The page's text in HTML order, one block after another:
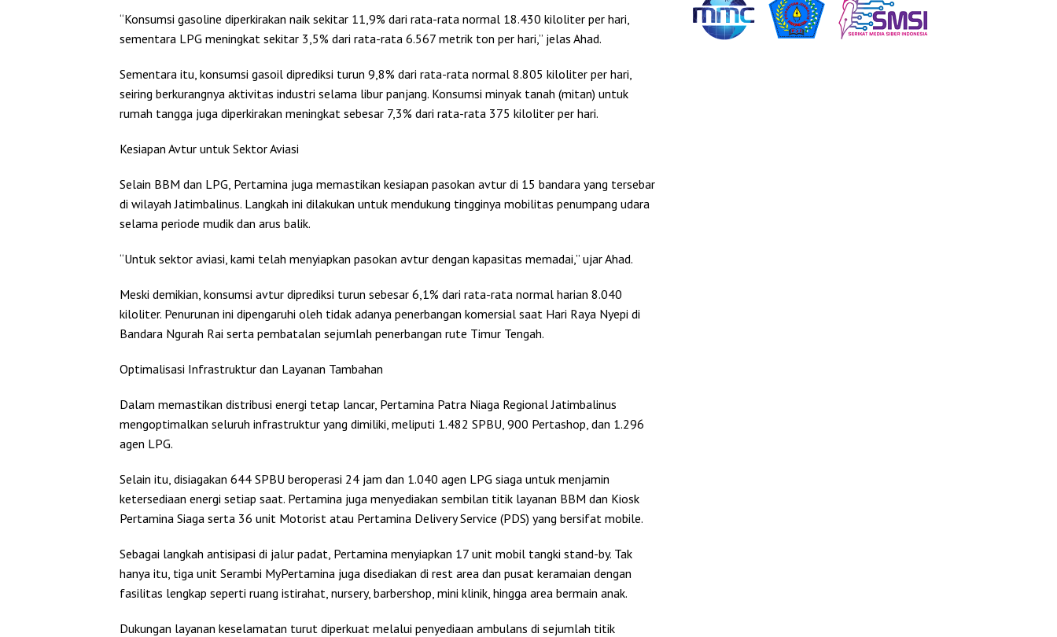
“Konsumsi gasoline diperkirakan naik sekitar 11,9% dari rata-rata normal 18.430 kiloliter per hari,
sementara LPG meningkat sekitar 3,5% dari rata-rata 6.567 metrik ton per hari,” jelas Ahad.
Sementara itu, konsumsi gasoil diprediksi turun 9,8% dari rata-rata normal 8.805 kiloliter per hari,
seiring berkurangnya aktivitas industri selama libur panjang. Konsumsi minyak tanah (mitan) untuk
rumah tangga juga diperkirakan meningkat sebesar 7,3% dari rata-rata 375 kiloliter per hari.
Kesiapan Avtur untuk Sektor Aviasi
Selain BBM dan LPG, Pertamina juga memastikan kesiapan pasokan avtur di 15 bandara yang tersebar
di wilayah Jatimbalinus. Langkah ini dilakukan untuk mendukung tingginya mobilitas penumpang udara
selama periode mudik dan arus balik.
“Untuk sektor aviasi, kami telah menyiapkan pasokan avtur dengan kapasitas memadai,” ujar Ahad.
Meski demikian, konsumsi avtur diprediksi turun sebesar 6,1% dari rata-rata normal harian 8.040
kiloliter. Penurunan ini dipengaruhi oleh tidak adanya penerbangan komersial saat Hari Raya Nyepi di
Bandara Ngurah Rai serta pembatalan sejumlah penerbangan rute Timur Tengah.
Optimalisasi Infrastruktur dan Layanan Tambahan
Dalam memastikan distribusi energi tetap lancar, Pertamina Patra Niaga Regional Jatimbalinus
mengoptimalkan seluruh infrastruktur yang dimiliki, meliputi 1.482 SPBU, 900 Pertashop, dan 1.296
agen LPG.
Selain itu, disiagakan 644 SPBU beroperasi 24 jam dan 1.040 agen LPG siaga untuk menjamin
ketersediaan energi setiap saat. Pertamina juga menyediakan sembilan titik layanan BBM dan Kiosk
Pertamina Siaga serta 36 unit Motorist atau Pertamina Delivery Service (PDS) yang bersifat mobile.
Sebagai langkah antisipasi di jalur padat, Pertamina menyiapkan 17 unit mobil tangki stand-by. Tak
hanya itu, tiga unit Serambi MyPertamina juga disediakan di rest area dan pusat keramaian dengan
fasilitas lengkap seperti ruang istirahat, nursery, barbershop, mini klinik, hingga area bermain anak.
Dukungan layanan keselamatan turut diperkuat melalui penyediaan ambulans di sejumlah titik